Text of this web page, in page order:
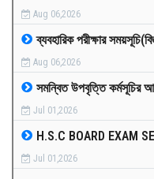
MEDIA
PAYMENT
CO-CURRICULUM
RESULTS
Aug 06,2026
ব্যবহারিক পরীক্ষার
Aug 06,2026
সমন্বিত উপবৃত্তি কর্মসূচির
Jul 01,2026
H.S.C BOARD EXAM
Jul 01,2026